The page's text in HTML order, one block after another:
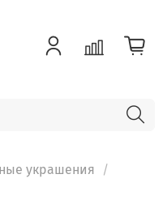
украшения